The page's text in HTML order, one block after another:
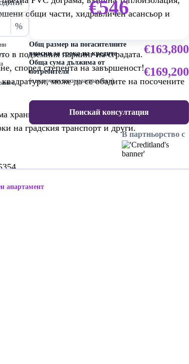
общи части, хидравличен асансьор и
в подземния паркинг на сградата.
според степента на завършеност!
може да се обадите на посочените
хранителни магазини, заведения, училища,
на градския транспорт и други.
%
с
с
€546
Общ размер на погасителните
вноски за срока на кредита
€163,800
Обща сума дължима от
потребителя
(с включени такси и застраховки)
€169,200
Поискай консултация
В партньорство с
апартамент